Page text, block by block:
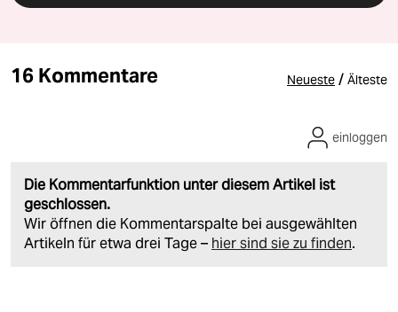
16 Kommentare Neueste / Älteste
Die Kommentarfunktion unter diesem Artikel ist
geschlossen.
Wir öffnen die Kommentarspalte bei ausgewählten
Artikeln für etwa drei Tage – hier sind sie zu finden.
einloggen